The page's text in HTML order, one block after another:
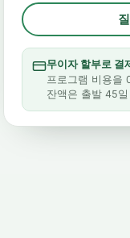
무이자 할부로 결
프로그램 비용을
잔액은 출발 45